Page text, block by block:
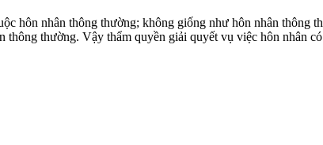
hôn nhân thông thường; không giống như hôn nhân thông
thường. Vậy thẩm quyền giải quyết vụ việc hôn nhân